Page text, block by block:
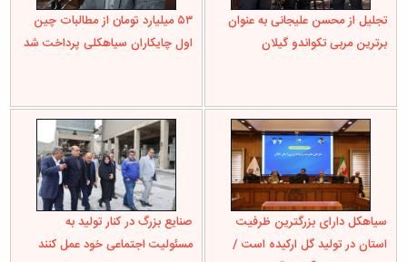
تجلیل از محسن علیجانی به عنوان
برترین مربی تکواندو گیلان
۵۳ میلیارد تومان از مطالبات چین
اول چایکاران سیاهکلی پرداخت شد
سیاهکل دارای بزرگترین ظرفیت
استان در تولید گل ارکیده است /
صنایع بزرگ در کنار تولید به
مسئولیت اجتماعی خود عمل کنند